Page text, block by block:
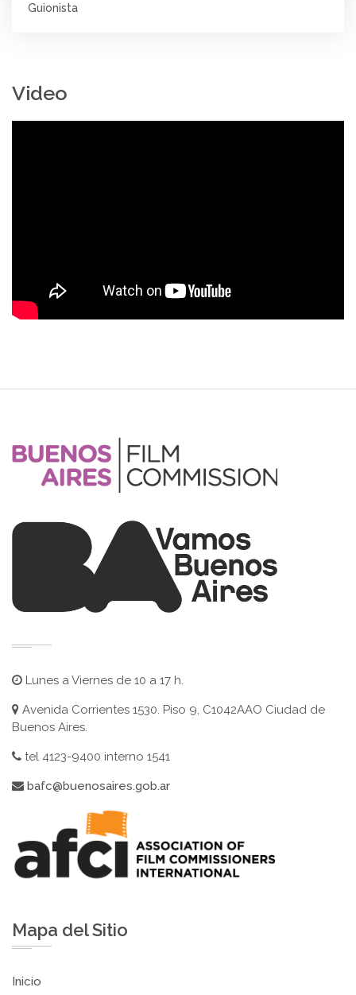
Guionista
Video
Lunes a Viernes de 10 a 17 h.
Avenida Corrientes 1530. Piso 9, C1042AAO Ciudad de
Buenos Aires.
tel 4123-9400 interno 1541
bafc@buenosaires.gob.ar
Mapa del Sitio
Inicio